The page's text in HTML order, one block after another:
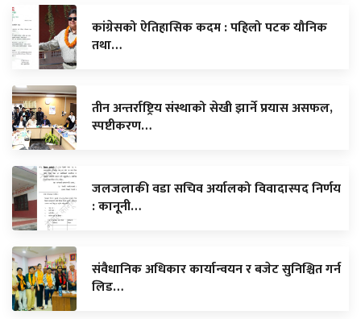
कांग्रेसको ऐतिहासिक कदम : पहिलो पटक यौनिक
तथा…
तीन अन्तर्राष्ट्रिय संस्थाको सेखी झार्ने प्रयास असफल,
स्पष्टीकरण…
जलजलाकी वडा सचिव अर्यालको विवादास्पद निर्णय
: कानूनी…
संवैधानिक अधिकार कार्यान्वयन र बजेट सुनिश्चित गर्न
लिड…